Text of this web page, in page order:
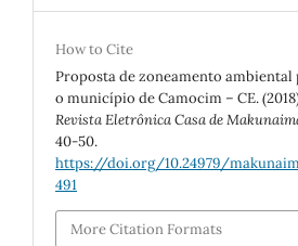
How to Cite
Proposta de zoneamento ambiental
o município de Camocim – CE.
Revista Eletrônica Casa de
40-50.
https://doi.org/10.24979/
491
More Citation Formats